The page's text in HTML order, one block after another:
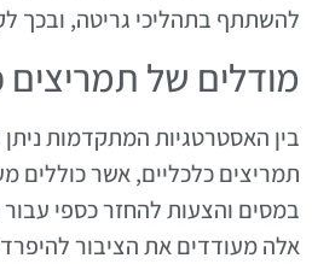
להשתתף בתהליכי גריטה, ובכך
מודלים של תמריצים
בין האסטרטגיות המתקדמות
תמריצים כלכליים, אשר כוללים
במסים והצעות להחזר כספי
אלה מעודדים את הציבור